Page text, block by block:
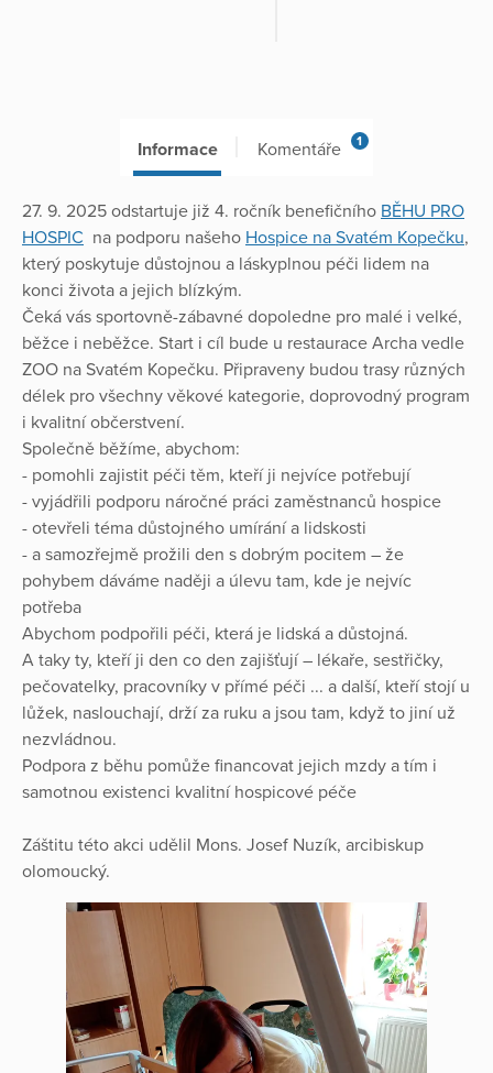
Informace Komentáře 1
27. 9. 2025 odstartuje již 4. ročník benefičního BĚHU PRO
HOSPIC na podporu našeho Hospice na Svatém Kopečku,
který poskytuje důstojnou a láskyplnou péči lidem na
konci života a jejich blízkým.
Čeká vás sportovně-zábavné dopoledne pro malé i velké,
běžce i neběžce. Start i cíl bude u restaurace Archa vedle
ZOO na Svatém Kopečku. Připraveny budou trasy různých
délek pro všechny věkové kategorie, doprovodný program
i kvalitní občerstvení.
Společně běžíme, abychom:
- pomohli zajistit péči těm, kteří ji nejvíce potřebují
- vyjádřili podporu náročné práci zaměstnanců hospice
- otevřeli téma důstojného umírání a lidskosti
- a samozřejmě prožili den s dobrým pocitem – že
pohybem dáváme naději a úlevu tam, kde je nejvíc
potřeba
Abychom podpořili péči, která je lidská a důstojná.
A taky ty, kteří ji den co den zajišťují – lékaře, sestřičky,
pečovatelky, pracovníky v přímé péči ... a další, kteří stojí u
lůžek, naslouchají, drží za ruku a jsou tam, když to jiní už
nezvládnou.
Podpora z běhu pomůže financovat jejich mzdy a tím i
samotnou existenci kvalitní hospicové péče
Záštitu této akci udělil Mons. Josef Nuzík, arcibiskup
olomoucký.